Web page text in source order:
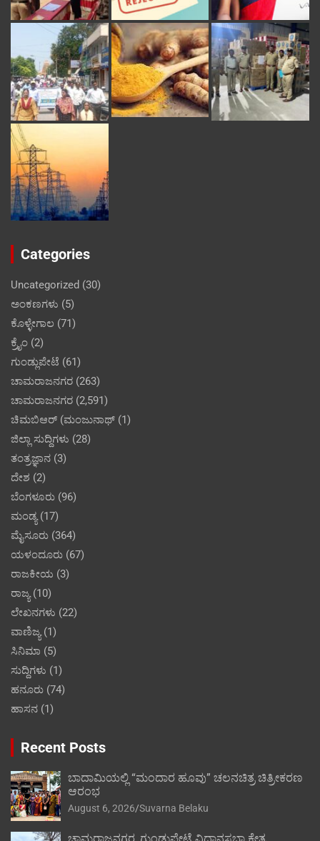
Categories
Uncategorized (30)
ಅಂಕಣಗಳು (5)
ಕೊಳ್ಳೇಗಾಲ (71)
ಕ್ರೈಂ (2)
ಗುಂಡ್ಲುಪೇಟೆ (61)
ಚಾಮರಾಜನಗರ (263)
ಚಾಮರಾಜನಗರ (2,591)
ಚಿಮಬಿಆರ್ (ಮಂಜುನಾಥ್ (1)
ಜಿಲ್ಲಾ ಸುದ್ದಿಗಳು (28)
ತಂತ್ರಜ್ಞಾನ (3)
ದೇಶ (2)
ಬೆಂಗಳೂರು (96)
ಮಂಡ್ಯ(17)
ಮೈಸೂರು (364)
ಯಳಂದೂರು (67)
ರಾಜಕೀಯ (3)
ರಾಜ್ಯ(10)
ಲೇಖನಗಳು (22)
ವಾಣಿಜ್ಯ(1)
ಸಿನಿಮಾ (5)
ಸುದ್ದಿಗಳು (1)
ಹನೂರು (74)
ಹಾಸನ (1)
Recent Posts
ಬಾದಾಮಿಯಲ್ಲಿ “ಮಂದಾರ ಹೂವು” ಚಲನಚಿತ್ರ ಚಿತ್ರೀಕರಣ
ಆರಂಭ
August 6, 2026 Suvarna Belaku